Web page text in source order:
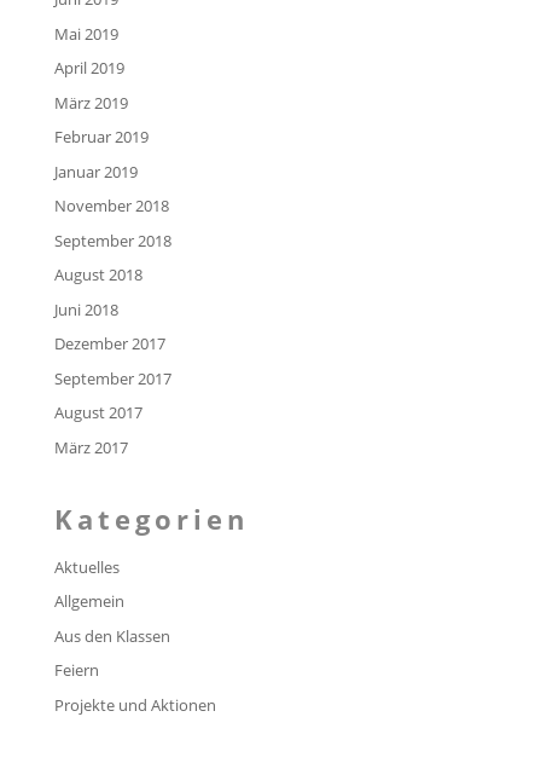
Mai 2019
April 2019
März 2019
Februar 2019
Januar 2019
November 2018
September 2018
August 2018
Juni 2018
Dezember 2017
September 2017
August 2017
März 2017
Kategorien
Aktuelles
Allgemein
Aus den Klassen
Feiern
Projekte und Aktionen